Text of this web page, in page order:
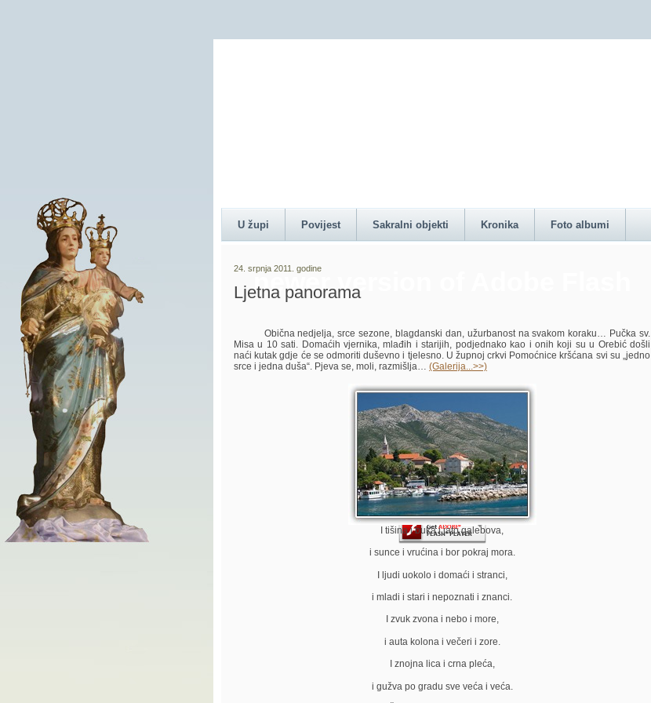
newer version of Adobe Flash
Player.
U župi Povijest Sakralni objekti Kronika Foto albumi
24. srpnja 2011. godine
Ljetna panorama
Obična nedjelja, srce sezone, blagdanski dan, užurbanost na svakom koraku… Pučka sv.
Misa u 10 sati. Domaćih vjernika, mlađih i starijih, podjednako kao i onih koji su u Orebić došli
naći kutak gdje će se odmoriti duševno i tjelesno. U župnoj crkvi Pomoćnice kršćana svi su „jedno
srce i jedna duša“. Pjeva se, moli, razmišlja… (Galerija...>>)
I tišina i buka i jato galebova,
i sunce i vrućina i bor pokraj mora.
I ljudi uokolo i domaći i stranci,
i mladi i stari i nepoznati i znanci.
I zvuk zvona i nebo i more,
i auta kolona i večeri i zore.
I znojna lica i crna pleća,
i gužva po gradu sve veća i veća.